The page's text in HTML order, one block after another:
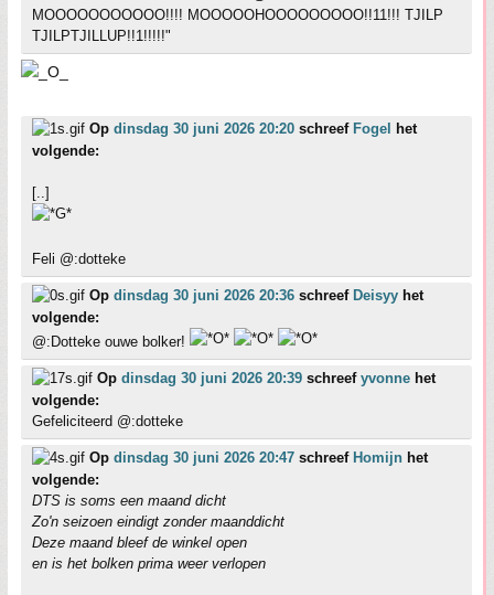
MOOOOOOOOOOO!!!! MOOOOOHOOOOOOOOO!!11!!! TJILP
TJILPTJILLUP!!1!!!!!"
Op dinsdag 30 juni 2026 20:20 schreef Fogel
het
volgende:
[..]
Feli @:dotteke
Op dinsdag 30 juni 2026 20:36 schreef Deisyy het
volgende:
@:Dotteke ouwe bolker!
Op dinsdag 30 juni 2026 20:39 schreef yvonne het
volgende:
Gefeliciteerd @:dotteke
Op dinsdag 30 juni 2026 20:47 schreef Homijn het
volgende:
DTS is soms een maand dicht
Zo'n seizoen eindigt zonder maanddicht
Deze maand bleef de winkel open
en is het bolken prima weer verlopen